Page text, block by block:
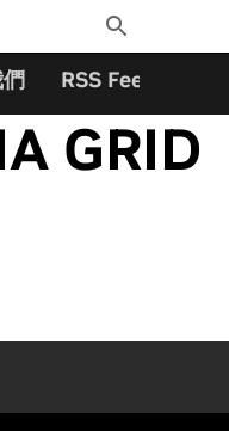
Toggle
Search
RSS Feeds
GRID